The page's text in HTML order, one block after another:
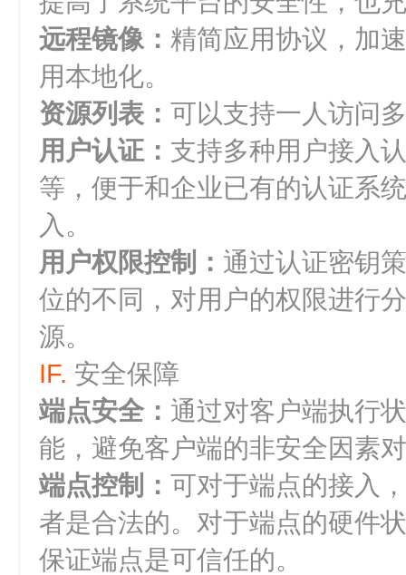
远程镜像： 精简应用协议，加
用本地化。
资源列表： 可以支持一人访问
用户认证： 支持多种用户接入
等，便于和企业已有的认证系
入。
用户权限控制： 通过认证密钥
位的不同，对用户的权限进行
源。
IF. 安全保障
端点安全： 通过对客户端执行
能，避免客户端的非安全因素
端点控制： 可对于端点的接入
者是合法的。对于端点的硬件
保证端点是可信任的。